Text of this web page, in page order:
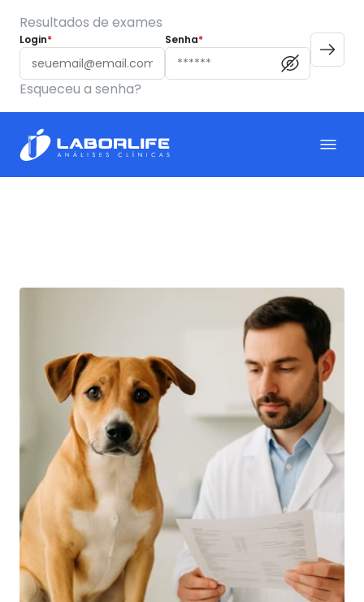
Resultados de exames
Login* Senha*
Esqueceu a senha?